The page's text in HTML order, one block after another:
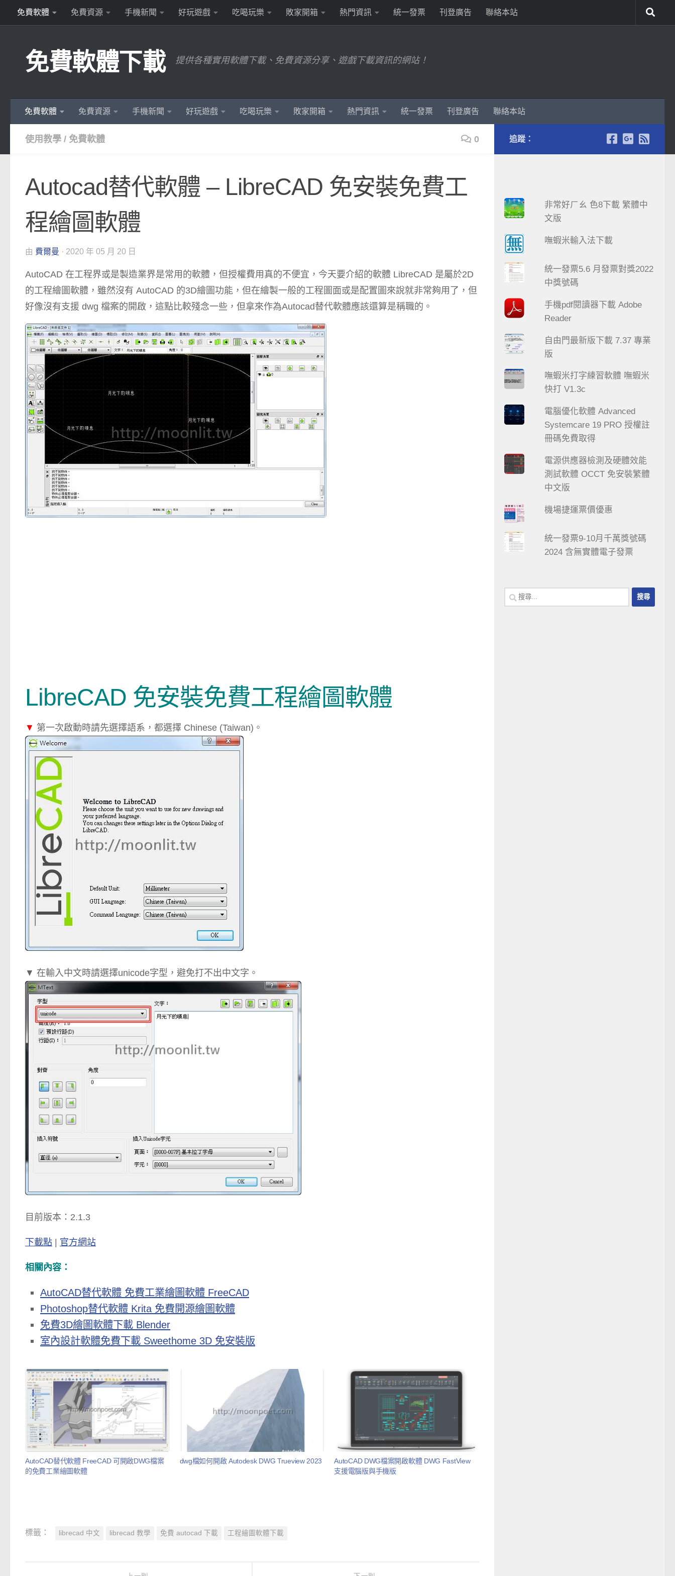
Skip to content
免費軟體 免費資源 手機新聞 好玩遊戲 吃喝玩樂 敗家開箱 熱門資訊 統一發票 刊登廣告 聯絡本站
免費軟體下載 提供各種實用軟體下載、免費資源分享、遊戲下載資訊的網站！
免費軟體 免費資源 手機新聞 好玩遊戲 吃喝玩樂 敗家開箱 熱門資訊 統一發票 刊登廣告 聯絡本站
使用教學 / 免費軟體 0
Autocad替代軟體 – LibreCAD 免安裝免費工
程繪圖軟體
由 費爾曼 · 2020 年 05 月 20 日
AutoCAD 在工程界或是製造業界是常用的軟體，但授權費用真的不便宜，今天要介紹的軟體 LibreCAD 是屬於2D
的工程繪圖軟體，雖然沒有 AutoCAD 的3D繪圖功能，但在繪製一般的工程圖面或是配置圖來說就非常夠用了，但
好像沒有支援 dwg 檔案的開啟，這點比較殘念一些，但拿來作為Autocad替代軟體應該還算是稱職的。
LibreCAD 免安裝免費工程繪圖軟體
▼ 第一次啟動時請先選擇語系，都選擇 Chinese (Taiwan)。
▼ 在輸入中文時請選擇unicode字型，避免打不出中文字。
目前版本：2.1.3
下載點 | 官方網站
相關內容：
AutoCAD替代軟體 免費工業繪圖軟體 FreeCAD
Photoshop替代軟體 Krita 免費開源繪圖軟體
免費3D繪圖軟體下載 Blender
室內設計軟體免費下載 Sweethome 3D 免安裝版
AutoCAD替代軟體 FreeCAD 可開啟DWG檔案
的免費工業繪圖軟體
dwg檔如何開啟 Autodesk DWG Trueview 2023
AutoCAD DWG檔案開啟軟體 DWG FastView
支援電腦版與手機版
標籤： librecad 中文 librecad 教學 免費 autocad 下載 工程繪圖軟體下載
追蹤：
非常好ㄏㄠ 色8下載 繁體中
文版
嘸蝦米輸入法下載
統一發票5.6 月發票對獎2022
中獎號碼
手機pdf閱讀器下載 Adobe
Reader
自由門最新版下載 7.37 專業
版
嘸蝦米打字練習軟體 嘸蝦米
快打 V1.3c
電腦優化軟體 Advanced
Systemcare 19 PRO 授權註
冊碼免費取得
電源供應器檢測及硬體效能
測試軟體 OCCT 免安裝繁體
中文版
機場捷運票價優惠
統一發票9-10月千萬獎號碼
2024 含無實體電子發票
搜
尋